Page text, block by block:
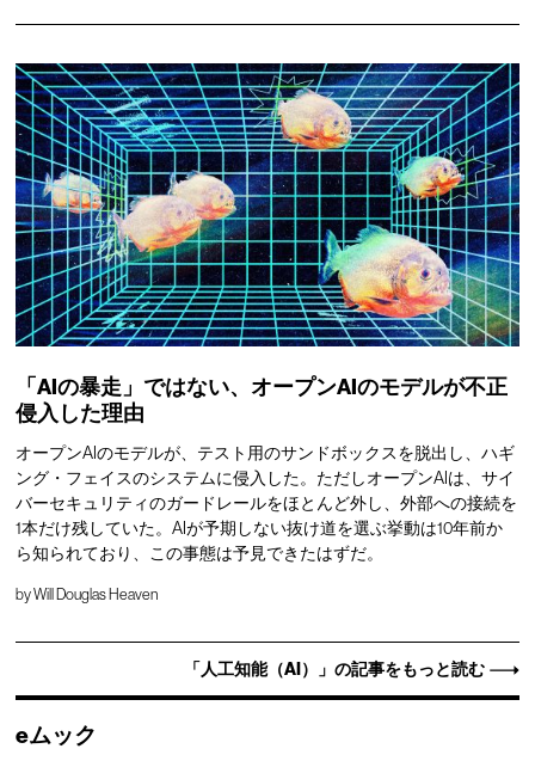
「AIの暴走」ではない、オープンAIのモデルが不正
侵入した理由
オープンAIのモデルが、テスト用のサンドボックスを脱出し、ハギ
ング・フェイスのシステムに侵入した。ただしオープンAIは、サイ
バーセキュリティのガードレールをほとんど外し、外部への接続を
1本だけ残していた。AIが予期しない抜け道を選ぶ挙動は10年前か
ら知られており、この事態は予見できたはずだ。
byWill Douglas Heaven
「人工知能（AI）」の記事をもっと読む
eムック